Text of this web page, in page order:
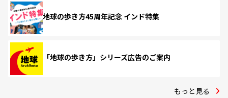
地球の歩き方45周年記念 インド特集
「地球の歩き方」シリーズ広告のご案内
もっと見る